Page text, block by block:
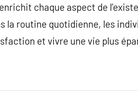
chaque aspect de
la routine quotidienne, les
et vivre une vie plus